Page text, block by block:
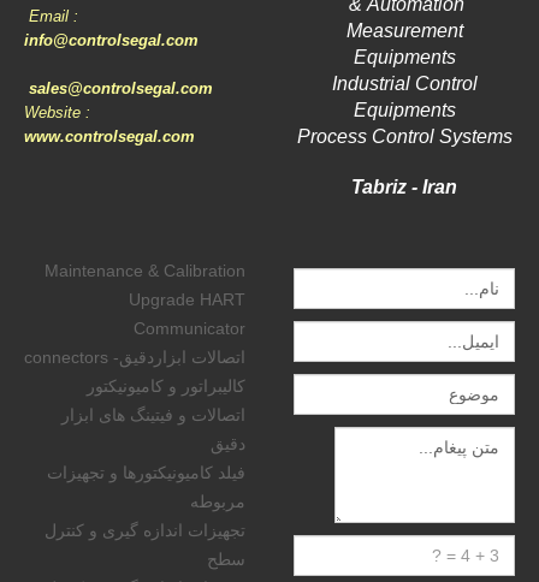
Measurement
Equipments
Industrial Control
Equipments
Process Control Systems
Tabriz - Iran
Email :
info@controlsegal.com
sales@controlsegal.com
Website :
www.controlsegal.com
Maintenance & Calibration
Upgrade HART
Communicator
اتصالات ابزاردقیق- connectors
کالیبراتور و کامیونیکتور
اتصالات و فیتینگ های ابزار
دقیق
فیلد کامیونیکتورها و تجهیزات
مربوطه
تجهیزات اندازه گیری و کنترل
سطح